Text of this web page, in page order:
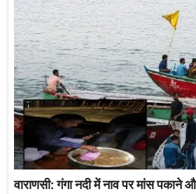
वाराणसी: गंगा नदी में नाव पर मांस पकाने